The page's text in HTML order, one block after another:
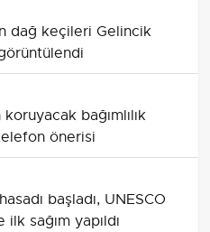
dağ keçileri Gelincik
bağımlılık
önerisi
başladı, UNESCO
sağım yapıldı